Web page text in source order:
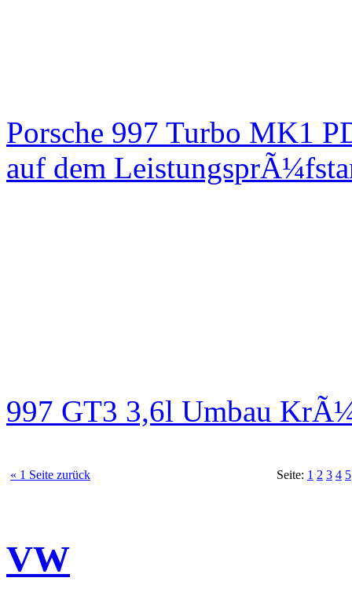
Porsche 997 Turbo MK1
auf dem
997 GT3 3,6l Umbau
« 1 Seite zurück Seite: 1 2 3 4 5
VW